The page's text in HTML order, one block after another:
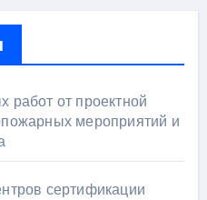
работ от проектной
мероприятий и
сертификации